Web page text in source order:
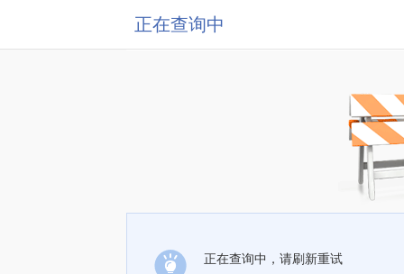
正在查询中
正在查询中，请刷新重试